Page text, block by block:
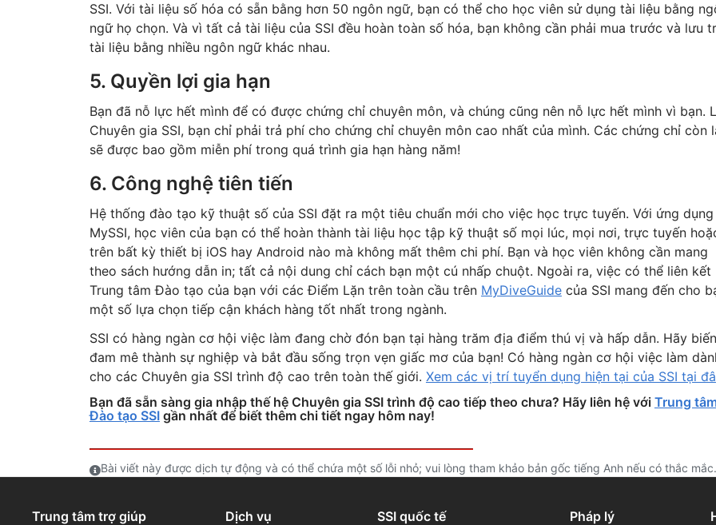
SSI. Với tài liệu số hóa có sẵn bằng hơn 50 ngôn ngữ, bạn có thể cho học viên sử dụng tài liệu bằng
ngữ họ chọn. Và vì tất cả tài liệu của SSI đều hoàn toàn số hóa, bạn không cần phải mua trước và lưu
tài liệu bằng nhiều ngôn ngữ khác nhau.
5. Quyền lợi gia hạn
Bạn đã nỗ lực hết mình để có được chứng chỉ chuyên môn, và chúng cũng nên nỗ lực hết mình vì bạn.
Chuyên gia SSI, bạn chỉ phải trả phí cho chứng chỉ chuyên môn cao nhất của mình. Các chứng chỉ còn
sẽ được bao gồm miễn phí trong quá trình gia hạn hàng năm!
6. Công nghệ tiên tiến
Hệ thống đào tạo kỹ thuật số của SSI đặt ra một tiêu chuẩn mới cho việc học trực tuyến. Với ứng dụng
MySSI, học viên của bạn có thể hoàn thành tài liệu học tập kỹ thuật số mọi lúc, mọi nơi, trực tuyến
trên bất kỳ thiết bị iOS hay Android nào mà không mất thêm chi phí. Bạn và học viên không cần mang
theo sách hướng dẫn in; tất cả nội dung chỉ cách bạn một cú nhấp chuột. Ngoài ra, việc có thể liên kết
Trung tâm Đào tạo của bạn với các Điểm Lặn trên toàn cầu trên MyDiveGuidecủa SSI mang đến cho
một số lựa chọn tiếp cận khách hàng tốt nhất trong ngành.
SSI có hàng ngàn cơ hội việc làm đang chờ đón bạn tại hàng trăm địa điểm thú vị và hấp dẫn. Hãy biến
đam mê thành sự nghiệp và bắt đầu sống trọn vẹn giấc mơ của bạn! Có hàng ngàn cơ hội việc làm
cho các Chuyên gia SSI trình độ cao trên toàn thế giới. Xem các vị trí tuyển dụng hiện tại của SSI tại
Bạn đã sẵn sàng gia nhập thế hệ Chuyên gia SSI trình độ cao tiếp theo chưa? Hãy liên hệ với Trung
Đào tạo SSIgần nhất để biết thêm chi tiết ngay hôm nay!
Bài viết này được dịch tự động và có thể chứa một số lỗi nhỏ; vui lòng tham khảo bản gốc tiếng Anh nếu có thắc mắc.
Trung tâm trợ giúp Dịch vụ SSI quốc tế Pháp lý